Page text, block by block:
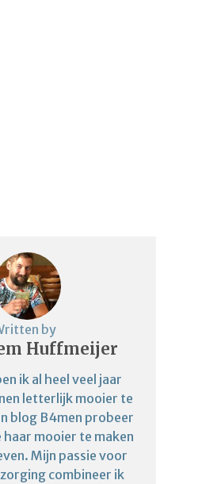
by
Huffmeijer
ik al heel veel jaar
letterlijk mooier te
blog B4men probeer
haar mooier te maken
Mijn passie voor
combineer ik